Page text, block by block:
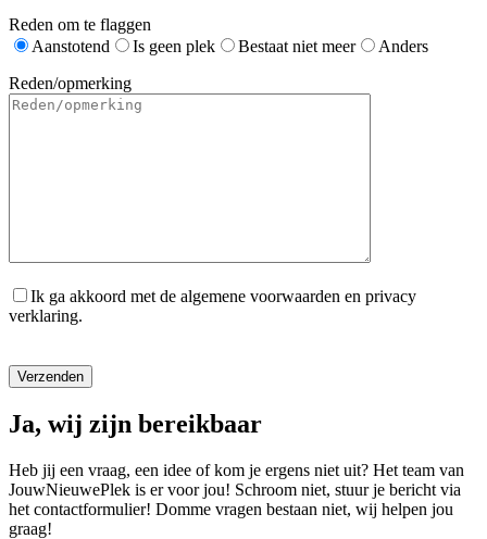
Reden om te flaggen
Aanstotend
Is geen plek Bestaat niet meer
Anders
Reden/opmerking
Ik ga akkoord met de algemene voorwaarden en privacy
verklaring.
Ja, wij zijn bereikbaar
Heb jij een vraag, een idee of kom je ergens niet uit? Het team van
JouwNieuwePlek is er voor jou! Schroom niet, stuur je bericht via
het contactformulier! Domme vragen bestaan niet, wij helpen jou
graag!